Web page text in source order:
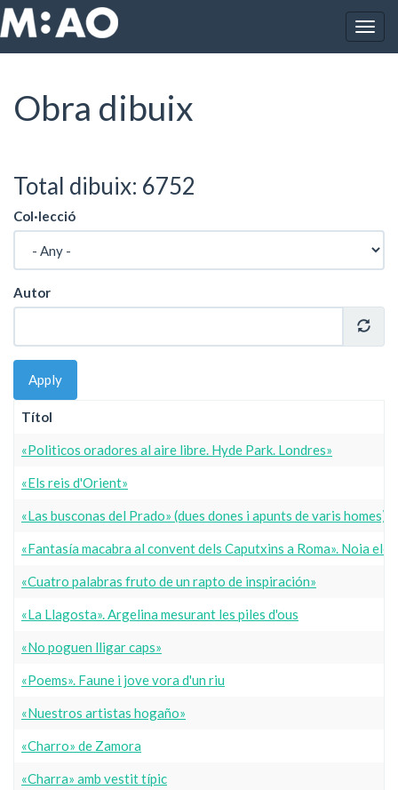
Vés al contingut
Inici Obres
Obra dibuix
Total dibuix: 6752
Col·lecció
Autor
Apply
Títol
«Politicos oradores al aire libre. Hyde Park. Londres»
«Els reis d'Orient»
«Las busconas del Prado» (dues dones i apunts de varis homes)
«Fantasía macabra al convent dels Caputxins a Roma». Noia
«Cuatro palabras fruto de un rapto de inspiración»
«La Llagosta». Argelina mesurant les piles d'ous
«No poguen lligar caps»
«Poems». Faune i jove vora d'un riu
«Nuestros artistas hogaño»
«Charro» de Zamora
«Charra» amb vestit típic